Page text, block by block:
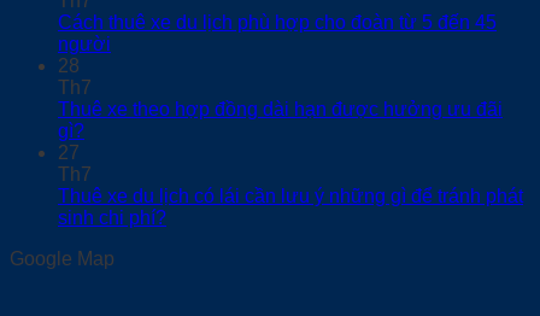
Cách thuê xe du lịch phù hợp cho đoàn từ 5 đến 45
người
28
Th7
Thuê xe theo hợp đồng dài hạn được hưởng ưu đãi
gì?
27
Th7
Thuê xe du lịch có lái cần lưu ý những gì để tránh phát
sinh chi phí?
Google Map